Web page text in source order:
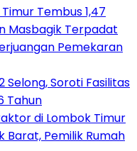
Tembus 1,47
Masbagik Terpadat
Pemekaran
Selong, Soroti Fasilitas
Tahun
di Lombok Timur
Barat, Pemilik Rumah